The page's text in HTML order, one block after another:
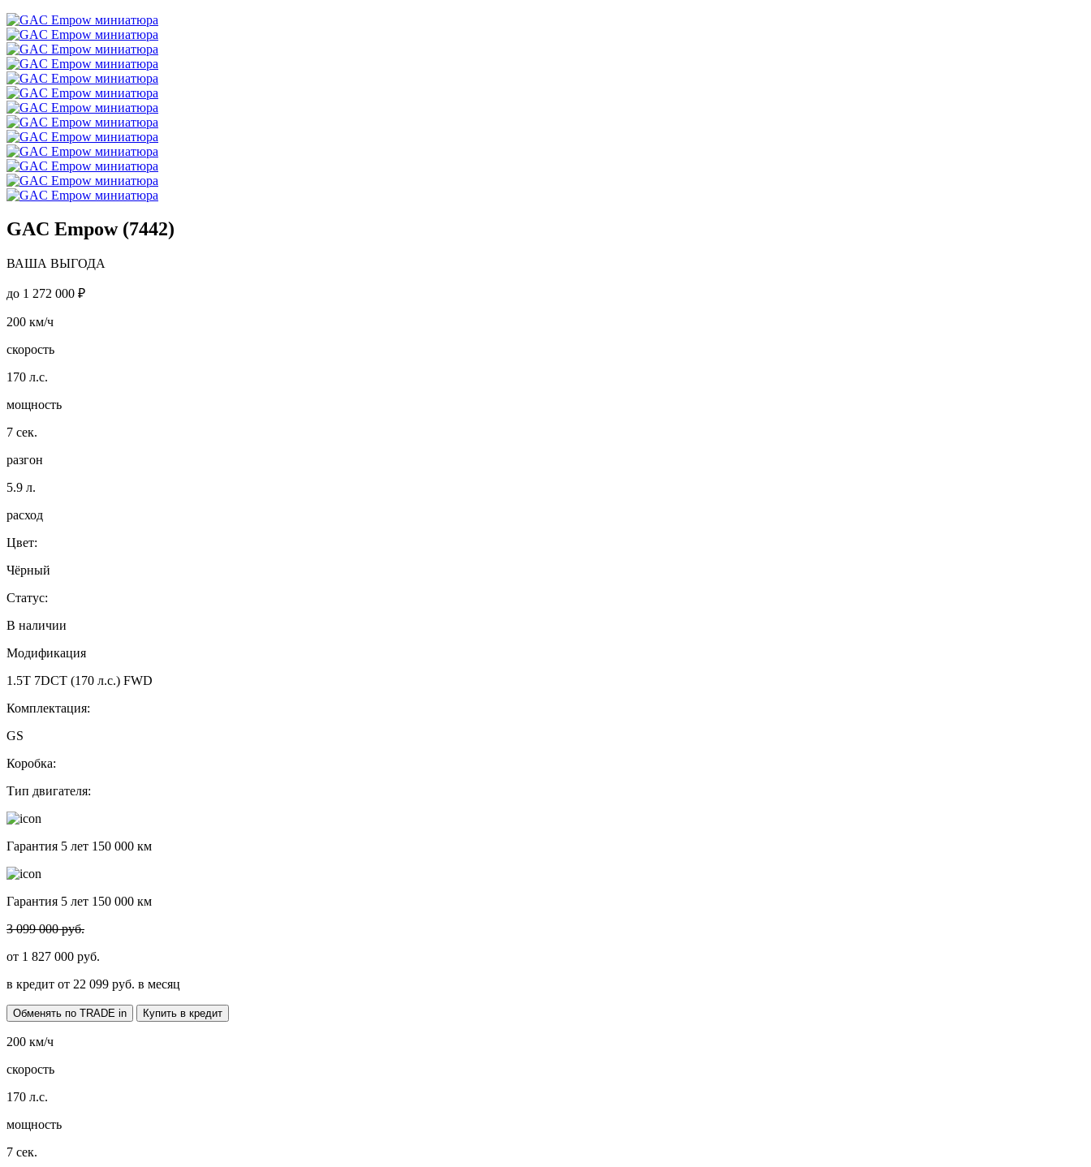
GAC Empow (7442)
ВАША ВЫГОДА
до 1 272 000 ₽
200 км/ч
скорость
170 л.с.
мощность
7 сек.
разгон
5.9 л.
расход
Цвет:
Чёрный
Статус:
В наличии
Модификация
1.5T 7DCT (170 л.с.) FWD
Комплектация:
GS
Коробка:
Тип двигателя:
Гарантия 5 лет 150 000 км
Гарантия 5 лет 150 000 км
3 099 000 руб.
от 1 827 000 руб.
в кредит от 22 099 руб. в месяц
Обменять по TRADE in Купить в кредит
200 км/ч
скорость
170 л.с.
мощность
7 сек.